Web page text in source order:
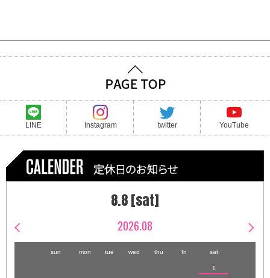
LINE Instagram twitter YouTube
8.8 [sat]
2026.08
sun mon tue wed thu fri sat
1